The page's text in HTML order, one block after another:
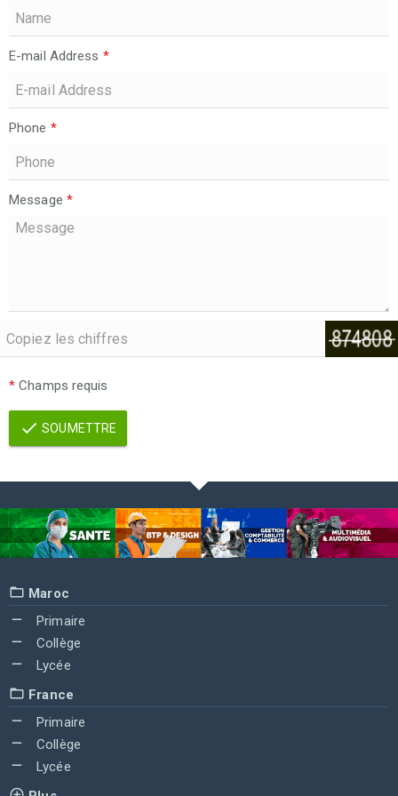
E-mail Address *
Phone *
Message *
* Champs requis
SOUMETTRE
Maroc
Primaire
Collège
Lycée
France
Primaire
Collège
Lycée